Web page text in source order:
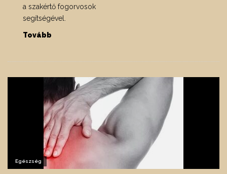
a szakértő fogorvosok
segítségével.
Tovább
Egészség